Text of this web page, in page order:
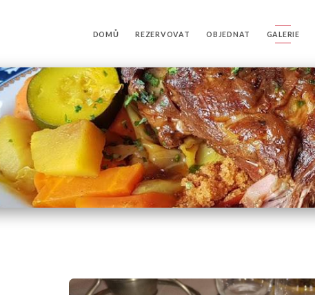
DOMŮ REZERVOVAT OBJEDNAT GALERIE